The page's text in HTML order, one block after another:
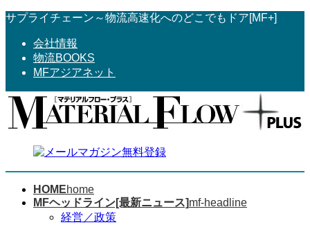
コ
へ
ス
ナ
ョ
ン
サプライチェーン～物流高速化へのどこでもドア[MF+]
会社情報
物流BOOKS
MFアジアネット
HOMEhome
MFヘッドライン[最新ニュース]mf-headline
経営／政策